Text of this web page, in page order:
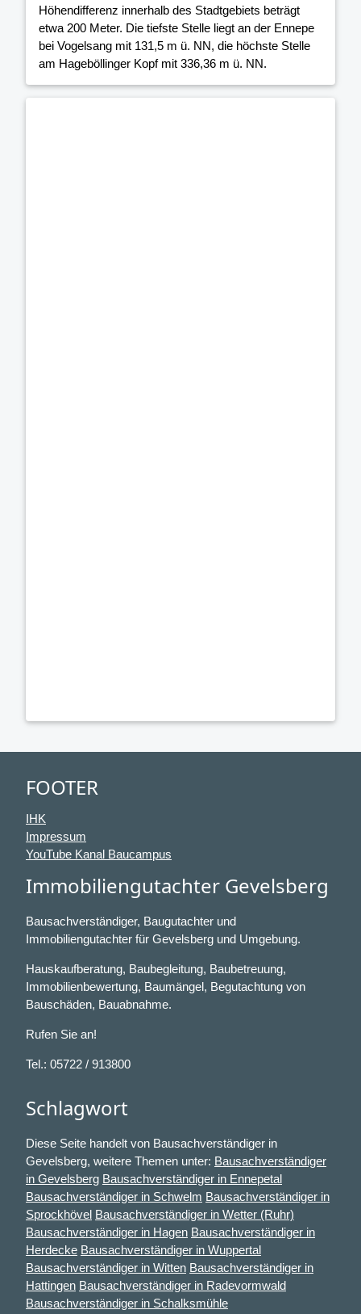
Höhendifferenz innerhalb des Stadtgebiets beträgt
etwa 200 Meter. Die tiefste Stelle liegt an der Ennepe
bei Vogelsang mit 131,5 m ü. NN, die höchste Stelle
am Hageböllinger Kopf mit 336,36 m ü. NN.
FOOTER
IHK
Impressum
YouTube Kanal Baucampus
Immobiliengutachter Gevelsberg
Bausachverständiger, Baugutachter und
Immobiliengutachter für Gevelsberg und Umgebung.
Hauskaufberatung, Baubegleitung, Baubetreuung,
Immobilienbewertung, Baumängel, Begutachtung von
Bauschäden, Bauabnahme.
Rufen Sie an!
Tel.: 05722 / 913800
Schlagwort
Diese Seite handelt von Bausachverständiger in
Gevelsberg, weitere Themen unter: Bausachverständiger
in Gevelsberg Bausachverständiger in Ennepetal
Bausachverständiger in Schwelm Bausachverständiger in
Sprockhövel Bausachverständiger in Wetter (Ruhr)
Bausachverständiger in Hagen Bausachverständiger in
Herdecke Bausachverständiger in Wuppertal
Bausachverständiger in Witten Bausachverständiger in
Hattingen Bausachverständiger in Radevormwald
Bausachverständiger in Schalksmühle